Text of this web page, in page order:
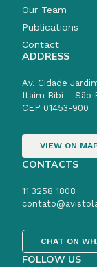
Our Team
Publications
Contact
ADDRESS
Av. Cidade
Itaim Bibi – São
CEP 01453-900
VIEW ON
CONTACTS
11 3258 1808
CHAT ON
FOLLOW US